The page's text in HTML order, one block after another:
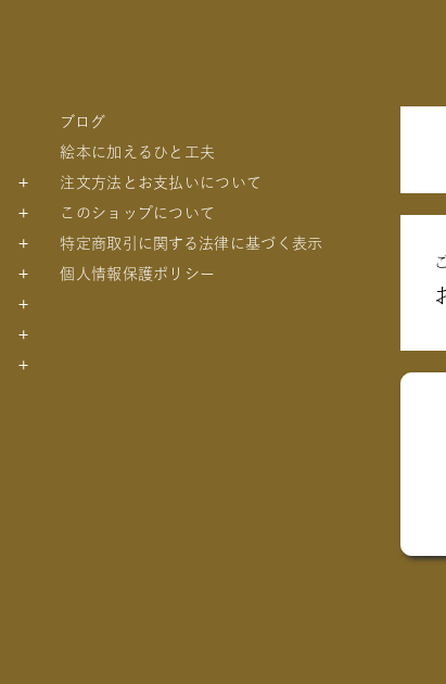
ブログ
絵本に加えるひと工夫
注文方法とお支払いについて
このショップについて
特定商取引に関する法律に基づく表示
個人情報保護ポリシー